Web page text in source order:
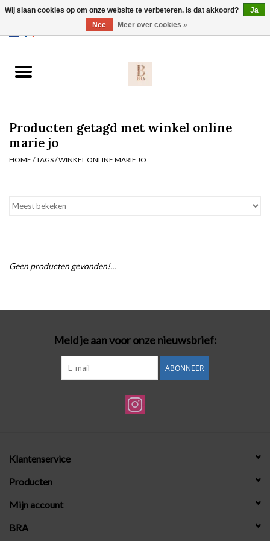
Slip
Body
Homewear
Producten getagd met winkel online
marie jo
HOME /TAGS/WINKEL ONLINE MARIE JO
Geen producten gevonden!...
Meld je aan voor onze nieuwsbrief:
ABONNEER
Klantenservice
Producten
Mijn account
BRA
Wij slaan cookies op om onze website te verbeteren. Is dat akkoord?
Ja
Nee
Meer over cookies »
Webshop werkt met EU maten. .